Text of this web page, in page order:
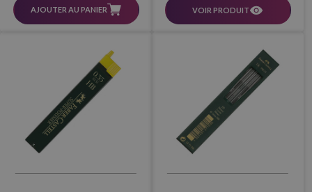
AJOUTER AU PANIER VOIR PRODUIT